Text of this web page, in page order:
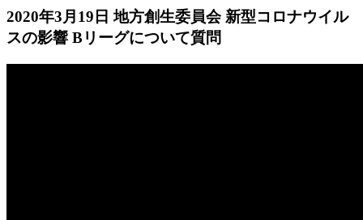
2020年3月19日 地方創生委員会 新型コロナウイル
スの影響 Bリーグについて質問